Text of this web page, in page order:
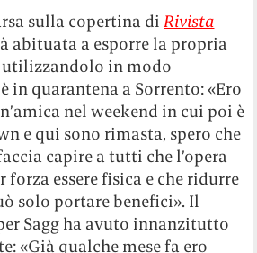
sulla copertina diRivista
abituata a esporre la propria
utilizzandolo in modo
in quarantena a Sorrento: «Ero
nel weekend in cui poi è
e qui sono rimasta, spero che
capire a tutti che l’opera
forza essere fisica e che ridurre
solo portare benefici». Il
Sagg ha avuto innanzitutto
«Già qualche mese fa ero